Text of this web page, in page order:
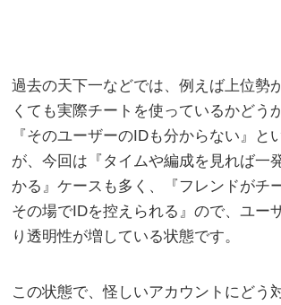
過去の天下一などでは、例えば上位勢
くても実際チートを使っているかどう
『そのユーザーのIDも分からない』と
が、今回は『タイムや編成を見れば一
かる』ケースも多く、『フレンドがチ
その場でIDを控えられる』ので、ユー
り透明性が増している状態です。
この状態で、怪しいアカウントにどう